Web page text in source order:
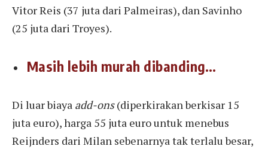
Vitor Reis (37 juta dari Palmeiras), dan Savinho
(25 juta dari Troyes).
Masih lebih murah dibanding…
Di luar biaya add-ons(diperkirakan berkisar 15
juta euro), harga 55 juta euro untuk menebus
Reijnders dari Milan sebenarnya tak terlalu besar,